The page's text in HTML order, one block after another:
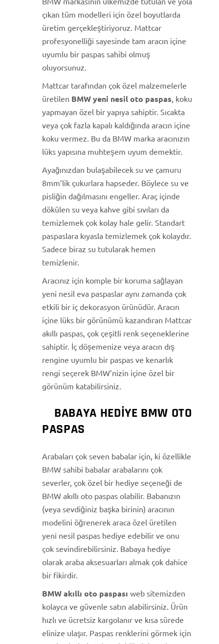
çıkan tüm modelleri için özel boyutlarda
üretim gerçekleştiriyoruz. Mattcar
profesyonelliği sayesinde tam aracın içine
uyumlu bir paspas sahibi olmuş
oluyorsunuz.
Mattcar tarafından çok özel malzemelerle
üretilen BMW yeni nesil oto paspas, koku
yapmayan özel bir yapıya sahiptir. Sıcakta
veya çok fazla kapalı kaldığında aracın içine
koku vermez. Bu da BMW marka aracınızın
lüks yapısına muhteşem uyum demektir.
Ayağınızdan bulaşabilecek su ve çamuru
8mm’lik çukurlara hapseder. Böylece su ve
pisliğin dağılmasını engeller. Araç içinde
dökülen su veya kahve gibi sıvıları da
temizlemek çok kolay hale gelir. Standart
paspaslara kıyasla temizlemek çok kolaydır.
Sadece biraz su tutularak hemen
temizlenir.
Aracınız için komple bir koruma sağlayan
yeni nesil eva paspaslar aynı zamanda çok
etkili bir iç dekorasyon ürünüdür. Aracın
içine lüks bir görünümü kazandıran Mattcar
akıllı paspas, çok çeşitli renk seçeneklerine
sahiptir. İç döşemenize veya aracın dış
rengine uyumlu bir paspas ve kenarlık
rengi seçerek BMW’nizin içine özel bir
görünüm katabilirsiniz.
BABAYA HEDIYE BMW OTO
PASPAS
Arabaları çok seven babalar için, ki özellikle
BMW sahibi babalar arabalarını çok
severler, çok özel bir hediye seçeneği de
BMW akıllı oto paspas olabilir. Babanızın
(veya sevdiğiniz başka birinin) aracının
modelini öğrenerek araca özel üretilen
yeni nesil paspas hediye edebilir ve onu
çok sevindirebilirsiniz. Babaya hediye
olarak araba aksesuarları almak çok dahice
bir fikirdir.
BMW akıllı oto paspası web sitemizden
kolayca ve güvenle satın alabilirsiniz. Ürün
hızlı ve ücretsiz kargolanır ve kısa sürede
elinize ulaşır. Paspas renklerini görmek için